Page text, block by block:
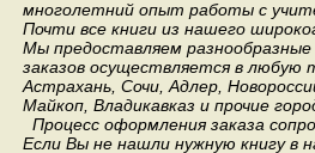
многолетний опыт работы с
Почти все книги из нашего
Мы предоставляем
заказов осуществляется в любую
Астрахань, Сочи, Адлер,
Майкоп, Владикавказ и прочие
Процесс оформления заказа
Если Вы не нашли нужную книгу